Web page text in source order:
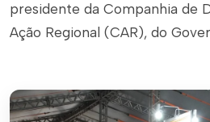
presidente da Companhia de
Ação Regional (CAR), do